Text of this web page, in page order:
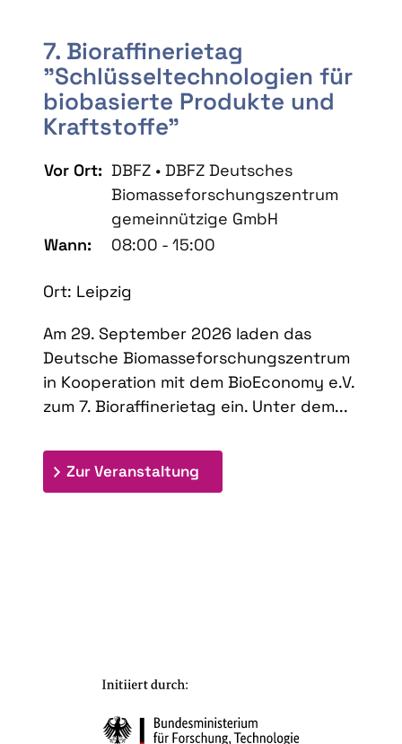
7. Bioraffinerietag
"Schlüsseltechnologien für
biobasierte Produkte und
Kraftstoffe"
Vor Ort: DBFZ • DBFZ Deutsches
Biomasseforschungszentrum
gemeinnützige GmbH
Wann:
08:00 - 15:00
Ort: Leipzig
Am 29. September 2026 laden das
Deutsche Biomasseforschungszentrum
in Kooperation mit dem BioEconomy e.V.
zum 7. Bioraffinerietag ein. Unter dem...
Zur Veranstaltung